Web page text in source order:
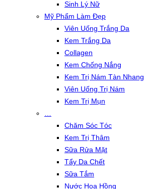
Sinh Lý Nữ
Mỹ Phẩm Làm Đẹp
Viên Uống Trắng Da
Kem Trắng Da
Collagen
Kem Chống Nắng
Kem Trị Nám Tàn Nhang
Viên Uống Trị Nám
Kem Trị Mụn
Chăm Sóc Tóc
Kem Trị Thâm
Sữa Rửa Mặt
Tẩy Da Chết
Sữa Tắm
Nước Hoa Hồng